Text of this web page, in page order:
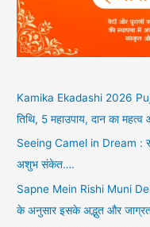
Kamika Ekadashi 2026
तिथि, 5 महाउपाय, दान का
Seeing Camel in Dream :
अशुभ संकेत….
Sapne Mein Rishi Muni
के अनुसार इसके अद्भुत और